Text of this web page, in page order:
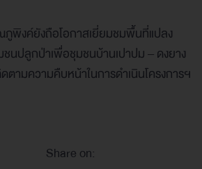
ภูพิงค์ยังถือโอกาสเยี่ยมชมพื้นที่แปลง
นปลูกป่าเพื่อชุมชนบ้านเปาปม – ดงยาง
ามความคืบหน้าในการดำเนินโครงการฯ
Share on: